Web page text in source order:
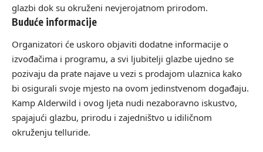
glazbi dok su okruženi nevjerojatnom prirodom.
Buduće informacije
Organizatori će uskoro objaviti dodatne informacije o
izvođačima i programu, a svi ljubitelji glazbe ujedno se
pozivaju da prate najave u vezi s prodajom ulaznica kako
bi osigurali svoje mjesto na ovom jedinstvenom događaju.
Kamp Alderwild i ovog ljeta nudi nezaboravno iskustvo,
spajajući glazbu, prirodu i zajedništvo u idiličnom
okruženju telluride.